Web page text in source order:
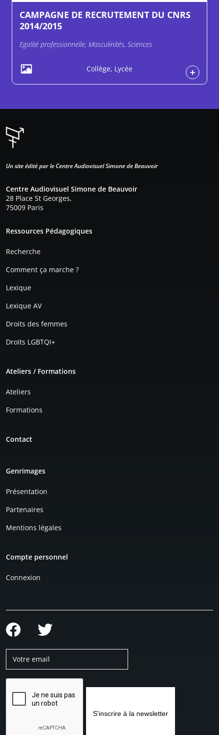
CAMPAGNE DE RECRUTEMENT DU CNRS
2014/2015
Egalité professionnelle, Masculinités, Sciences
Collège, Lycée
Un site édité par le Centre Audiovisuel Simone de Beauvoir
Centre Audiovisuel Simone de Beauvoir
28 Place St Georges,
75009 Paris
Ressources Pédagogiques
Recherche
Comment ça marche ?
Lexique
Lexique AV
Droits des femmes
Droits LGBTQI+
Ateliers / Formations
Ateliers
Formations
Contact
Genrimages
Présentation
Partenaires
Mentions légales
Compte personnel
Connexion